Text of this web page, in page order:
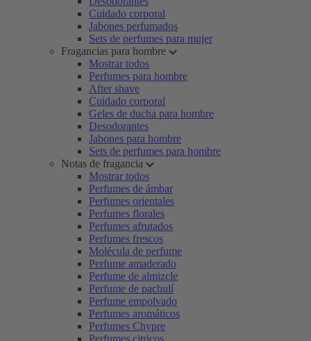
Cuidado corporal
Jabones perfumados
Sets de perfumes para mujer
Fragancias para hombre
Mostrar todos
Perfumes para hombre
After shave
Cuidado corporal
Geles de ducha para hombre
Desodorantes
Jabones para hombre
Sets de perfumes para hombre
Notas de fragancia
Mostrar todos
Perfumes de ámbar
Perfumes orientales
Perfumes florales
Perfumes afrutados
Perfumes frescos
Molécula de perfume
Perfume amaderado
Perfume de almizcle
Perfume de pachulí
Perfume empolvado
Perfumes aromáticos
Perfumes Chypre
Perfumes citricos